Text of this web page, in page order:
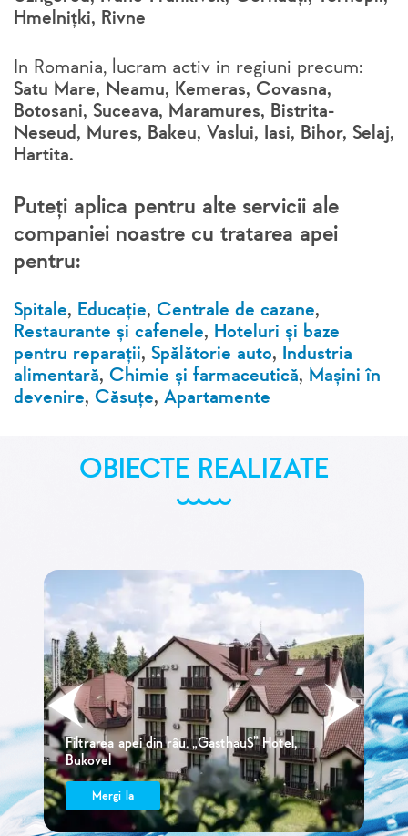
Hmelnițki, Rivne
In Romania, lucram activ in regiuni precum:
Satu Mare, Neamu, Kemeras, Covasna,
Botosani, Suceava, Maramures, Bistrita-
Neseud, Mures, Bakeu, Vaslui, Iasi, Bihor, Selaj,
Hartita.
Puteți aplica pentru alte servicii ale
companiei noastre cu tratarea apei
pentru:
Spitale, Educație, Centrale de cazane,
Restaurante și cafenele, Hoteluri și baze
pentru reparații, Spălătorie auto, Industria
alimentară, Chimie și farmaceutică, Mașini în
devenire, Căsuțe, Apartamente
OBIECTE REALIZATE
Filtrarea apei din râu. „GasthauS” Hotel,
Bukovel
Mergi la